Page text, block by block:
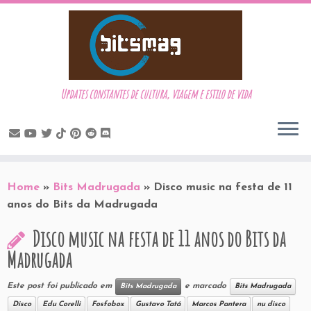
to
content
Updates constantes de cultura, viagem e estilo de vida
Home » Bits Madrugada » Disco music na festa de 11
anos do Bits da Madrugada
Disco music na festa de 11 anos do Bits da
Madrugada
Este post foi publicado em Bits Madrugada e marcado Bits Madrugada
Disco Edu Corelli Fosfobox Gustavo Tatá Marcos Pantera nu disco